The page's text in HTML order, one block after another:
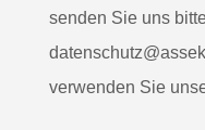
senden Sie uns
verwenden Sie